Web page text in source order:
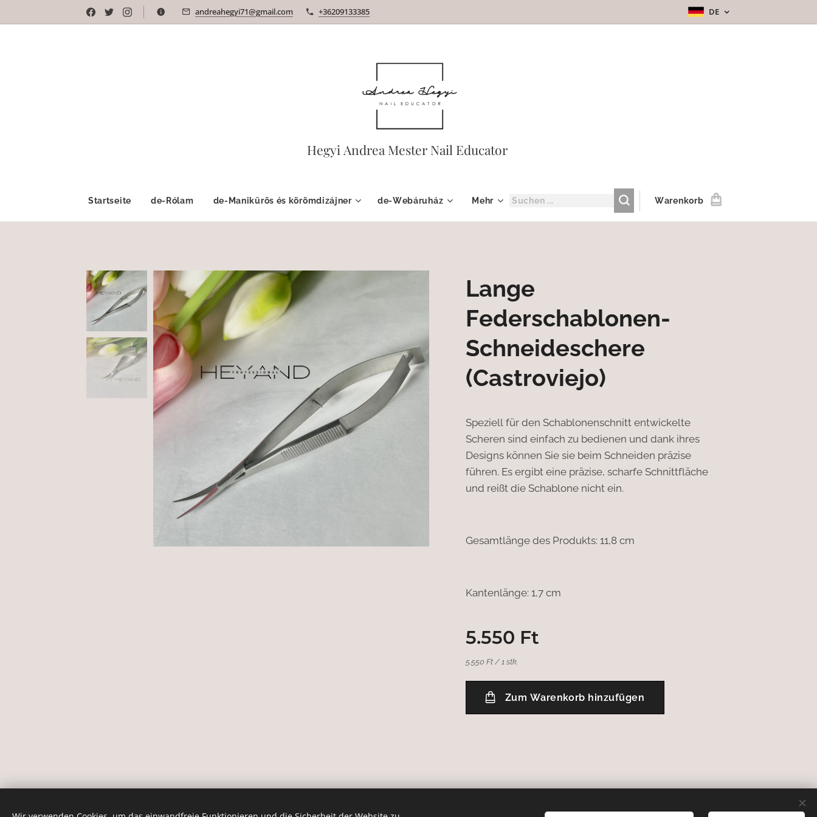
andreahegyi71@gmail.com +36209133385 DE
Hegyi Andrea Mester Nail Educator
Startseite de-Rólam de-Manikűrös és körömdizájner de-Webáruház Mehr Warenkorb
Lange
Federschablonen-
Schneideschere
(Castroviejo)
Speziell für den Schablonenschnitt entwickelte
Scheren sind einfach zu bedienen und dank ihres
Designs können Sie sie beim Schneiden präzise
führen. Es ergibt eine präzise, ​​scharfe Schnittfläche
und reißt die Schablone nicht ein.
Gesamtlänge des Produkts: 11,8 cm
Kantenlänge: 1,7 cm
5.550 Ft
5.550 Ft / 1 stk.
Zum Warenkorb hinzufügen